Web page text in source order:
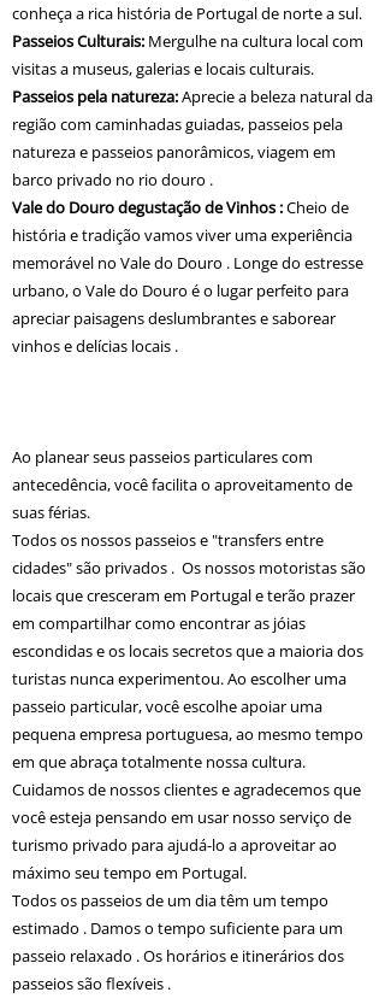
conheça a rica história de Portugal de norte a sul.
Passeios Culturais: Mergulhe na cultura local com
visitas a museus, galerias e locais culturais.
Passeios pela natureza:Aprecie a beleza natural da
região com caminhadas guiadas, passeios pela
natureza e passeios panorâmicos, viagem em
barco privado no rio douro .
Vale do Douro degustação de Vinhos :Cheio de
história e tradição vamos viver uma experiência
memorável no Vale do Douro . Longe do estresse
urbano, o Vale do Douro é o lugar perfeito para
apreciar paisagens deslumbrantes e saborear
vinhos e delícias locais .
Ao planear seus passeios particulares com
antecedência, você facilita o aproveitamento de
suas férias.
Todos os nossos passeios e "transfers entre
cidades" são privados . Os nossos motoristas são
locais que cresceram em Portugal e terão prazer
em compartilhar como encontrar as jóias
escondidas e os locais secretos que a maioria dos
turistas nunca experimentou. Ao escolher uma
passeio particular, você escolhe apoiar uma
pequena empresa portuguesa, ao mesmo tempo
em que abraça totalmente nossa cultura.
Cuidamos de nossos clientes e agradecemos que
você esteja pensando em usar nosso serviço de
turismo privado para ajudá-lo a aproveitar ao
máximo seu tempo em Portugal.
Todos os passeios de um dia têm um tempo
estimado . Damos o tempo suficiente para um
passeio relaxado . Os horários e itinerários dos
passeios são flexíveis .